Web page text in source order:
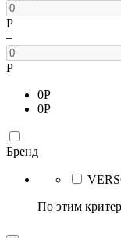
Р
–
Р
0Р
0Р
Бренд
По этим